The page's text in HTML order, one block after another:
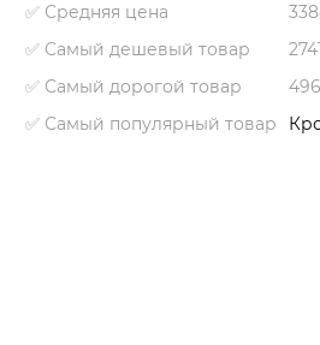
✅ Средняя цена
✅ Самый дешевый товар
✅ Самый дорогой товар
✅ Самый популярный товар